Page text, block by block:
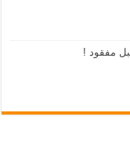
مفقود !